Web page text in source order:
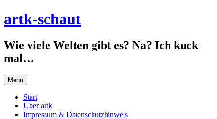
Inhalt
artk-schaut
Wie viele Welten gibt es? Na? Ich kuck
mal…
Menü
Start
Über artk
Impressum & Datenschutzhinweis